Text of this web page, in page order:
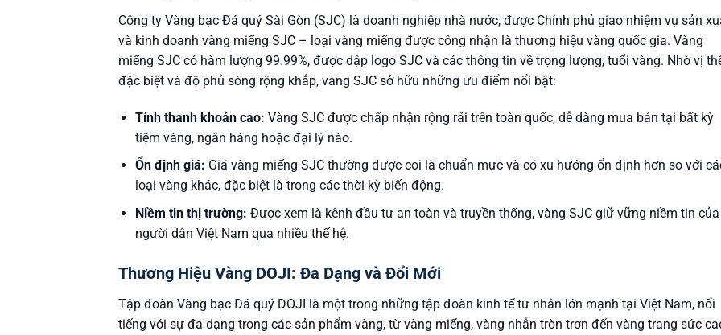
Công ty Vàng bạc Đá quý Sài Gòn (SJC) là doanh nghiệp nhà nước, được Chính phủ giao nhiệm vụ sản
và kinh doanh vàng miếng SJC – loại vàng miếng được công nhận là thương hiệu vàng quốc gia. Vàng
miếng SJC có hàm lượng 99.99%, được dập logo SJC và các thông tin về trọng lượng, tuổi vàng. Nhờ vị
đặc biệt và độ phủ sóng rộng khắp, vàng SJC sở hữu những ưu điểm nổi bật:
Tính thanh khoản cao: Vàng SJC được chấp nhận rộng rãi trên toàn quốc, dễ dàng mua bán tại bất kỳ
tiệm vàng, ngân hàng hoặc đại lý nào.
Ổn định giá: Giá vàng miếng SJC thường được coi là chuẩn mực và có xu hướng ổn định hơn so với
loại vàng khác, đặc biệt là trong các thời kỳ biến động.
Niềm tin thị trường: Được xem là kênh đầu tư an toàn và truyền thống, vàng SJC giữ vững niềm tin của
người dân Việt Nam qua nhiều thế hệ.
Thương Hiệu Vàng DOJI: Đa Dạng và Đổi Mới
Tập đoàn Vàng bạc Đá quý DOJI là một trong những tập đoàn kinh tế tư nhân lớn mạnh tại Việt Nam, nổi
tiếng với sự đa dạng trong các sản phẩm vàng, từ vàng miếng, vàng nhẫn tròn trơn đến vàng trang sức